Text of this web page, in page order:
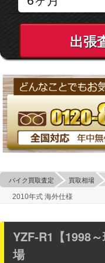
出張
バイク買取査定 買取相場
2010年式 海外仕様
YZF-R1【1998
場